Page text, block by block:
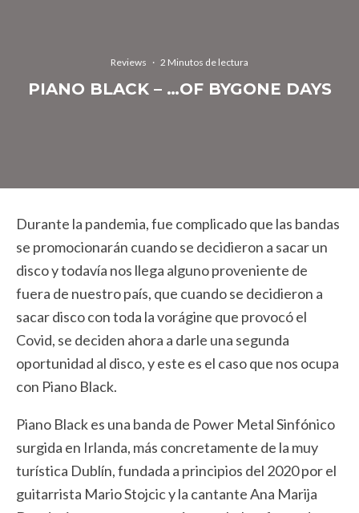
Reviews · 2 Minutos de lectura
PIANO BLACK – …OF BYGONE DAYS
Durante la pandemia, fue complicado que las bandas
se promocionarán cuando se decidieron a sacar un
disco y todavía nos llega alguno proveniente de
fuera de nuestro país, que cuando se decidieron a
sacar disco con toda la vorágine que provocó el
Covid, se deciden ahora a darle una segunda
oportunidad al disco, y este es el caso que nos ocupa
con Piano Black.
Piano Black es una banda de Power Metal Sinfónico
surgida en Irlanda, más concretamente de la muy
turística Dublín, fundada a principios del 2020 por el
guitarrista Mario Stojcic y la cantante Ana Marija